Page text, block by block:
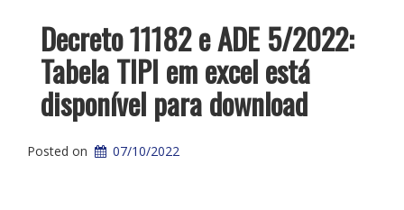
Decreto 11182 e ADE 5/2022:
Tabela TIPI em excel está
disponível para download
Posted on 07/10/2022